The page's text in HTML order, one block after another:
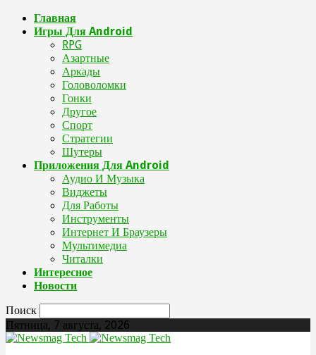
Главная
Игры Для Android
RPG
Азартные
Аркады
Головоломки
Гонки
Другое
Спорт
Стратегии
Шутеры
Приложения Для Android
Аудио И Музыка
Виджеты
Для Работы
Инструменты
Интернет И Браузеры
Мультимедиа
Читалки
Интересное
Новости
Поиск
Пятница, 7 августа, 2026